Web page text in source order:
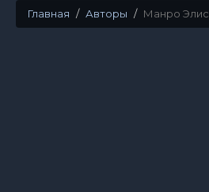
Главная Авторы Манро Элис